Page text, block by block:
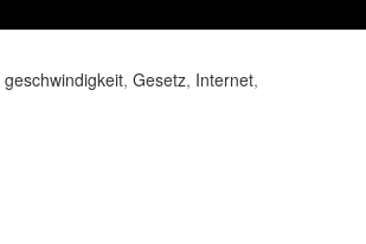
geschwindigkeit, Gesetz, Internet,